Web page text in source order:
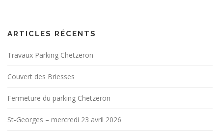
t
i
n
e
s
ARTICLES RÉCENTS
Travaux Parking Chetzeron
Couvert des Briesses
Fermeture du parking Chetzeron
St-Georges – mercredi 23 avril 2026